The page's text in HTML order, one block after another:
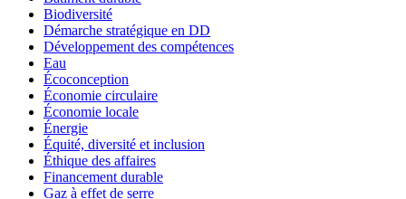
Biodiversité
Démarche stratégique en DD
Développement des compétences
Eau
Écoconception
Économie circulaire
Économie locale
Énergie
Équité, diversité et inclusion
Éthique des affaires
Financement durable
Gaz à effet de serre